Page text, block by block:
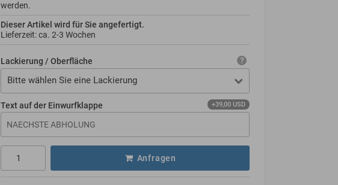
werden.
Dieser Artikel wird für Sie angefertigt.
Lieferzeit: ca. 2-3 Wochen
Lackierung / Oberfläche
Bitte wählen Sie eine Lackierung
Text auf der Einwurfklappe +39,00 USD
Anfragen